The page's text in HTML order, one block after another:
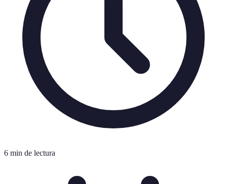
6 min de lectura